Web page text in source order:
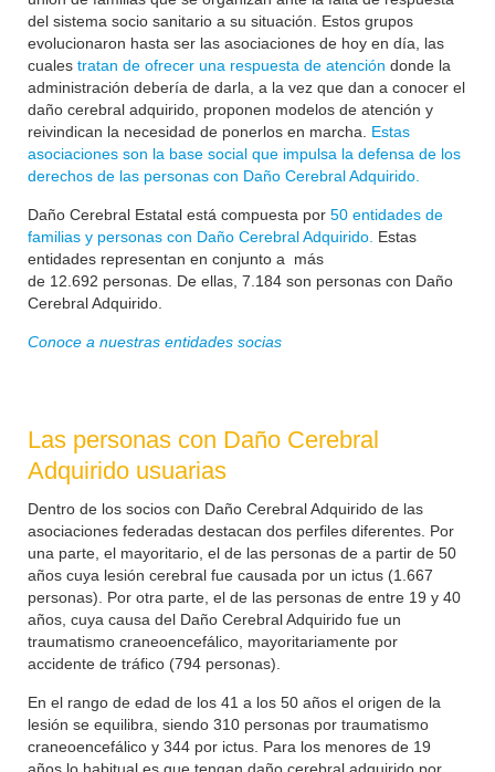
del sistema socio sanitario a su situación. Estos grupos
evolucionaron hasta ser las asociaciones de hoy en día, las
cuales tratan de ofrecer una respuesta de atención donde la
administración debería de darla, a la vez que dan a conocer el
daño cerebral adquirido, proponen modelos de atención y
reivindican la necesidad de ponerlos en marcha. Estas
asociaciones son la base social que impulsa la defensa de los
derechos de las personas con Daño Cerebral Adquirido.
Daño Cerebral Estatal está compuesta por 50 entidades de
familias y personas con Daño Cerebral Adquirido. Estas
entidades representan en conjunto a más
de 12.692 personas. De ellas, 7.184 son personas con Daño
Cerebral Adquirido.
Conoce a nuestras entidades socias
Las personas con Daño Cerebral
Adquirido usuarias
Dentro de los socios con Daño Cerebral Adquirido de las
asociaciones federadas destacan dos perfiles diferentes. Por
una parte, el mayoritario, el de las personas de a partir de 50
años cuya lesión cerebral fue causada por un ictus (1.667
personas). Por otra parte, el de las personas de entre 19 y 40
años, cuya causa del Daño Cerebral Adquirido fue un
traumatismo craneoencefálico, mayoritariamente por
accidente de tráfico (794 personas).
En el rango de edad de los 41 a los 50 años el origen de la
lesión se equilibra, siendo 310 personas por traumatismo
craneoencefálico y 344 por ictus. Para los menores de 19